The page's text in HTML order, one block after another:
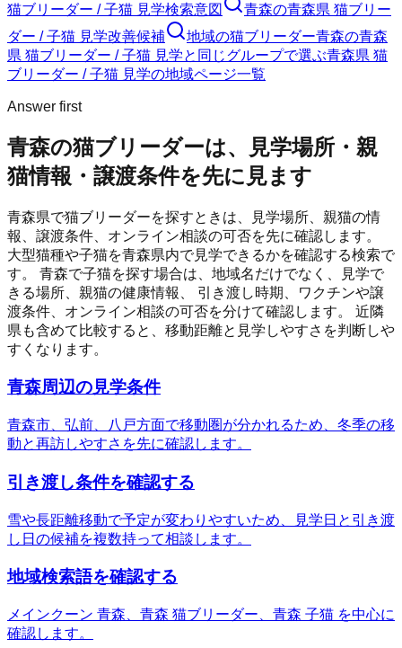
猫ブリーダー / 子猫 見学検索意図
青森の青森県 猫ブリー
ダー / 子猫 見学改善候補
地域の猫ブリーダー青森の青森
県 猫ブリーダー / 子猫 見学と同じグループで選ぶ青森県 猫
ブリーダー / 子猫 見学の地域ページ一覧
Answer first
青森の猫ブリーダーは、見学場所・親
猫情報・譲渡条件を先に見ます
青森県で猫ブリーダーを探すときは、見学場所、親猫の情
報、譲渡条件、オンライン相談の可否を先に確認します。
大型猫種や子猫を青森県内で見学できるかを確認する検索で
す。 青森で子猫を探す場合は、地域名だけでなく、見学で
きる場所、親猫の健康情報、 引き渡し時期、ワクチンや譲
渡条件、オンライン相談の可否を分けて確認します。 近隣
県も含めて比較すると、移動距離と見学しやすさを判断しや
すくなります。
青森周辺の見学条件
青森市、弘前、八戸方面で移動圏が分かれるため、冬季の移
動と再訪しやすさを先に確認します。
引き渡し条件を確認する
雪や長距離移動で予定が変わりやすいため、見学日と引き渡
し日の候補を複数持って相談します。
地域検索語を確認する
メインクーン 青森、青森 猫ブリーダー、青森 子猫 を中心に
確認します。